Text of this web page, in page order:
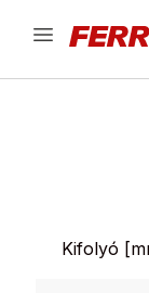
Kifolyó